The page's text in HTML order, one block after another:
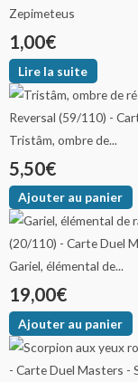
Zepimeteus
1,00€
Lire la suite
Tristâm, ombre de...
5,50€
Ajouter au panier
Gariel, élémental de...
19,00€
Ajouter au panier